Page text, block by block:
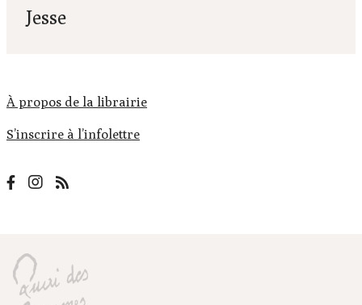
À propos de la librairie
S’inscrire à l’infolettre
Jesse